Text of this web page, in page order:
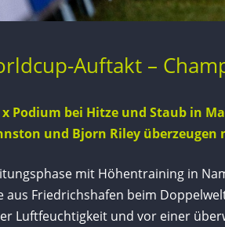
Auftakt –
x Podium bei Hitze und Staub in
und Bjorn Riley
mit Höhentraining in
aus Friedrichshafen beim
Luftfeuchtigkeit und vor einer